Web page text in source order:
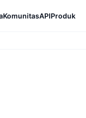
KomunitasAPIProduk